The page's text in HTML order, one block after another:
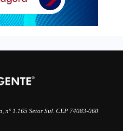
n° 1.165 Setor Sul. CEP 74083-060